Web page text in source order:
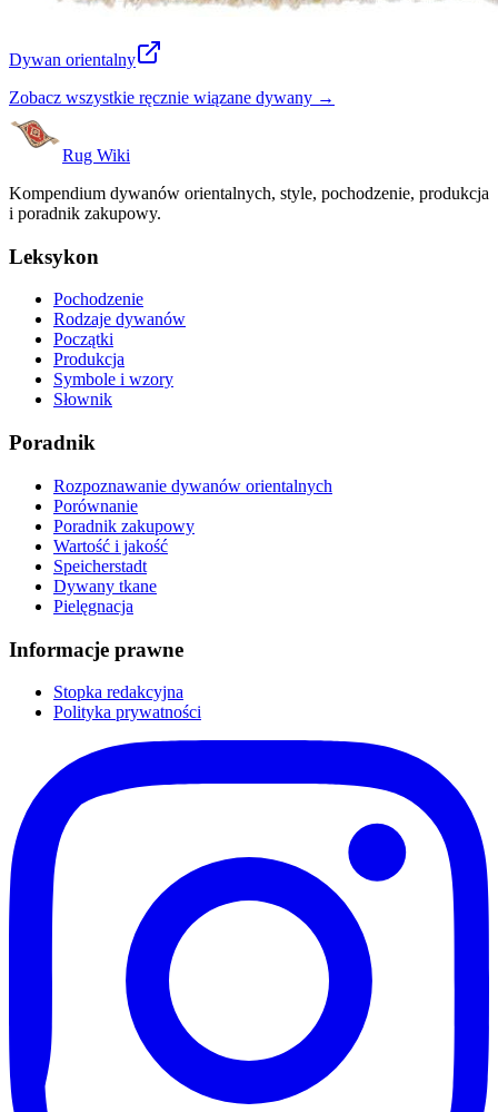
Dywan orientalny
Zobacz wszystkie ręcznie wiązane dywany →
Rug Wiki
Kompendium dywanów orientalnych, style, pochodzenie, produkcja
i poradnik zakupowy.
Leksykon
Pochodzenie
Rodzaje dywanów
Początki
Produkcja
Symbole i wzory
Słownik
Poradnik
Rozpoznawanie dywanów orientalnych
Porównanie
Poradnik zakupowy
Wartość i jakość
Speicherstadt
Dywany tkane
Pielęgnacja
Informacje prawne
Stopka redakcyjna
Polityka prywatności